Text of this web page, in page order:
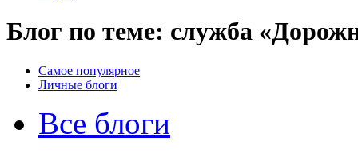
Блог по теме: cлужба
Самое популярное
Личные блоги
Все блоги